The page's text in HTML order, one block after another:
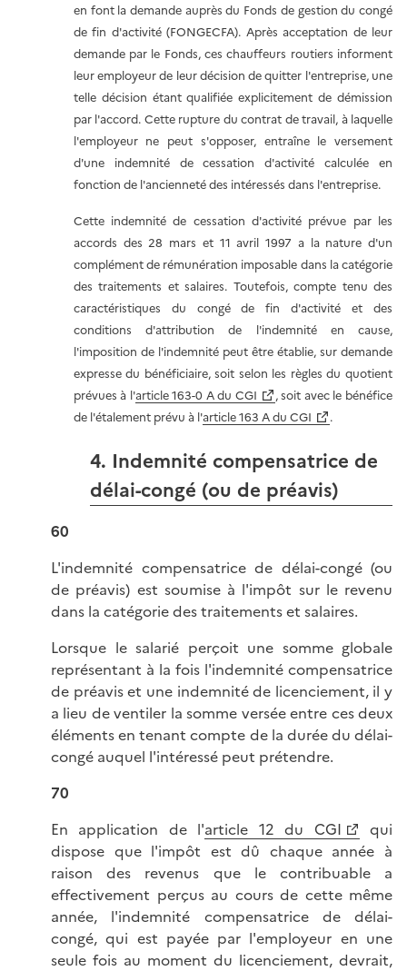
en font la demande auprès du Fonds de gestion du congé
de fin d'activité (FONGECFA). Après acceptation de leur
demande par le Fonds, ces chauffeurs routiers informent
leur employeur de leur décision de quitter l'entreprise, une
telle décision étant qualifiée explicitement de démission
par l'accord. Cette rupture du contrat de travail, à laquelle
l'employeur ne peut s'opposer, entraîne le versement
d'une indemnité de cessation d'activité calculée en
fonction de l'ancienneté des intéressés dans l'entreprise.
Cette indemnité de cessation d'activité prévue par les
accords des 28 mars et 11 avril 1997 a la nature d'un
complément de rémunération imposable dans la catégorie
des traitements et salaires. Toutefois, compte tenu des
caractéristiques du congé de fin d'activité et des
conditions d'attribution de l'indemnité en cause,
l'imposition de l'indemnité peut être établie, sur demande
expresse du bénéficiaire, soit selon les règles du quotient
prévues à l'article 163-0 A du CGI
, soit avec le bénéfice
de l'étalement prévu à l'article 163 A du CGI .
4. Indemnité compensatrice de
délai-congé (ou de préavis)
60
L'indemnité compensatrice de délai-congé (ou
de préavis) est soumise à l'impôt sur le revenu
dans la catégorie des traitements et salaires.
Lorsque le salarié perçoit une somme globale
représentant à la fois l'indemnité compensatrice
de préavis et une indemnité de licenciement, il y
a lieu de ventiler la somme versée entre ces deux
éléments en tenant compte de la durée du délai-
congé auquel l'intéressé peut prétendre.
70
En application de l'article 12 du CGI
qui
dispose que l'impôt est dû chaque année à
raison des revenus que le contribuable a
effectivement perçus au cours de cette même
année, l'indemnité compensatrice de délai-
congé, qui est payée par l'employeur en une
seule fois au moment du licenciement, devrait,